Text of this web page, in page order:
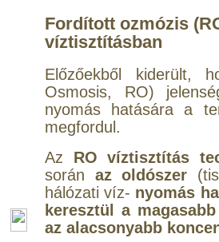
Fordított ozmózis
víztisztításban
Előzőekből kiderült,
Osmosis, RO)
nyomás hatására a
megfordul.
Az RO
víztisztítás
során az oldószer
hálózati víz- nyomás
keresztül a
az alacsonyabb